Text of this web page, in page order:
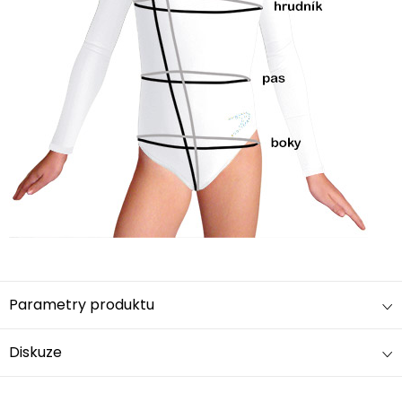
Parametry produktu
Diskuze